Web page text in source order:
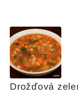
Drožďová